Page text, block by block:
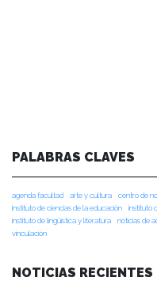
PALABRAS CLAVES
agenda facultad arte y cultura centro de
instituto de ciencias de la educación
instituto
instituto de lingüística y literatura
noticias de
vinculación
NOTICIAS RECIENTES